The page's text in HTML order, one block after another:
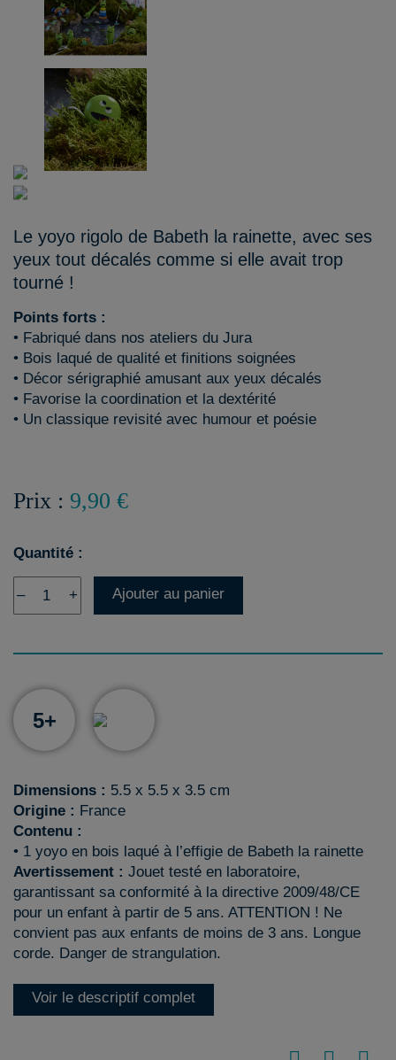
Le yoyo rigolo de Babeth la rainette, avec ses
yeux tout décalés comme si elle avait trop
tourné !
Points forts :
• Fabriqué dans nos ateliers du Jura
• Bois laqué de qualité et finitions soignées
• Décor sérigraphié amusant aux yeux décalés
• Favorise la coordination et la dextérité
• Un classique revisité avec humour et poésie
Prix : 9,90 €
Quantité :
– + Ajouter au panier
5+
Dimensions : 5.5 x 5.5 x 3.5 cm
Origine : France
Contenu :
• 1 yoyo en bois laqué à l’effigie de Babeth la rainette
Avertissement : Jouet testé en laboratoire,
garantissant sa conformité à la directive 2009/48/CE
pour un enfant à partir de 5 ans. ATTENTION ! Ne
convient pas aux enfants de moins de 3 ans. Longue
corde. Danger de strangulation.
Voir le descriptif complet